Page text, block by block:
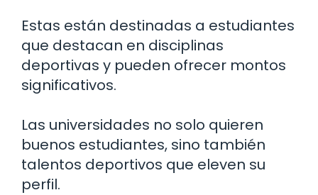
Estas están destinadas a estudiantes
que destacan en disciplinas
deportivas y pueden ofrecer montos
significativos.
Las universidades no solo quieren
buenos estudiantes, sino también
talentos deportivos que eleven su
perfil.